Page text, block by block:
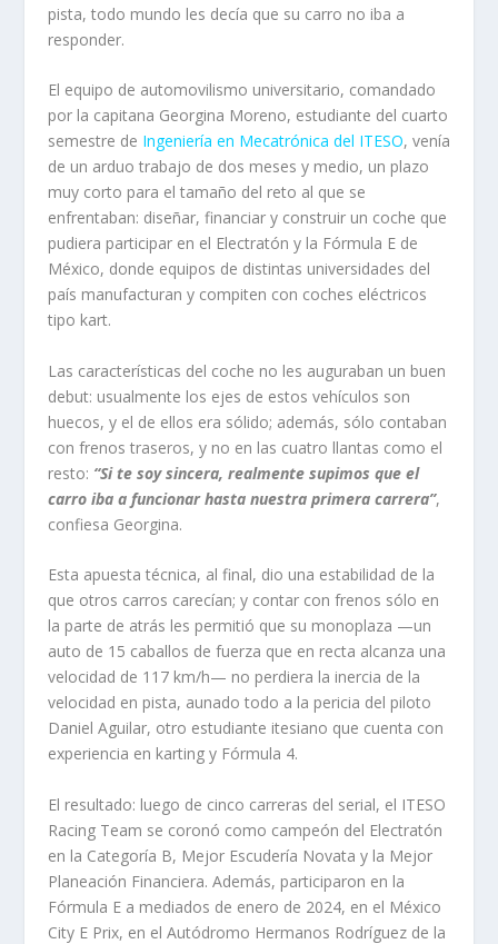
pista, todo mundo les decía que su carro no iba a
responder.
El equipo de automovilismo universitario, comandado
por la capitana Georgina Moreno, estudiante del cuarto
semestre de Ingeniería en Mecatrónica del ITESO, venía
de un arduo trabajo de dos meses y medio, un plazo
muy corto para el tamaño del reto al que se
enfrentaban: diseñar, financiar y construir un coche que
pudiera participar en el Electratón y la Fórmula E de
México, donde equipos de distintas universidades del
país manufacturan y compiten con coches eléctricos
tipo kart.
Las características del coche no les auguraban un buen
debut: usualmente los ejes de estos vehículos son
huecos, y el de ellos era sólido; además, sólo contaban
con frenos traseros, y no en las cuatro llantas como el
resto: “Si te soy sincera, realmente supimos que el
carro iba a funcionar hasta nuestra primera carrera”,
confiesa Georgina.
Esta apuesta técnica, al final, dio una estabilidad de la
que otros carros carecían; y contar con frenos sólo en
la parte de atrás les permitió que su monoplaza —un
auto de 15 caballos de fuerza que en recta alcanza una
velocidad de 117 km/h— no perdiera la inercia de la
velocidad en pista, aunado todo a la pericia del piloto
Daniel Aguilar, otro estudiante itesiano que cuenta con
experiencia en kartingy Fórmula 4.
El resultado: luego de cinco carreras del serial, el ITESO
Racing Team se coronó como campeón del Electratón
en la Categoría B, Mejor Escudería Novata y la Mejor
Planeación Financiera. Además, participaron en la
Fórmula E a mediados de enero de 2024, en el México
City E Prix, en el Autódromo Hermanos Rodríguez de la